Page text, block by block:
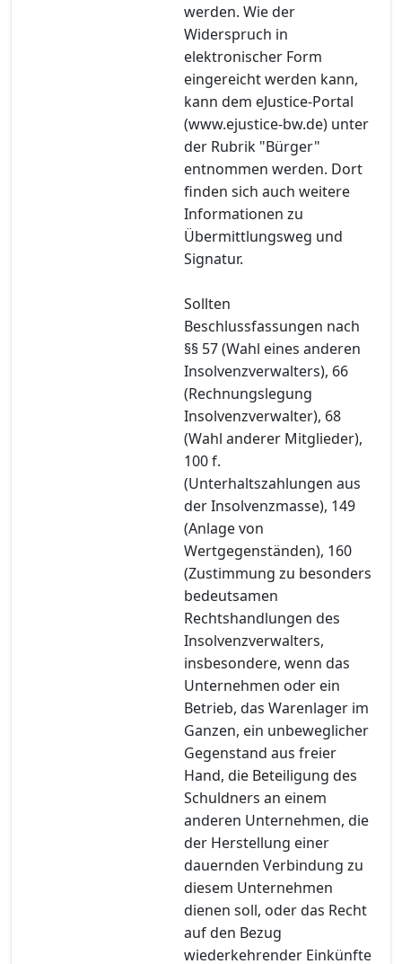
werden. Wie der
Widerspruch in
elektronischer Form
eingereicht werden kann,
kann dem eJustice-Portal
(www.ejustice-bw.de) unter
der Rubrik "Bürger"
entnommen werden. Dort
finden sich auch weitere
Informationen zu
Übermittlungsweg und
Signatur.
Sollten
Beschlussfassungen nach
§§ 57 (Wahl eines anderen
Insolvenzverwalters), 66
(Rechnungslegung
Insolvenzverwalter), 68
(Wahl anderer Mitglieder),
100 f.
(Unterhaltszahlungen aus
der Insolvenzmasse), 149
(Anlage von
Wertgegenständen), 160
(Zustimmung zu besonders
bedeutsamen
Rechtshandlungen des
Insolvenzverwalters,
insbesondere, wenn das
Unternehmen oder ein
Betrieb, das Warenlager im
Ganzen, ein unbeweglicher
Gegenstand aus freier
Hand, die Beteiligung des
Schuldners an einem
anderen Unternehmen, die
der Herstellung einer
dauernden Verbindung zu
diesem Unternehmen
dienen soll, oder das Recht
auf den Bezug
wiederkehrender Einkünfte